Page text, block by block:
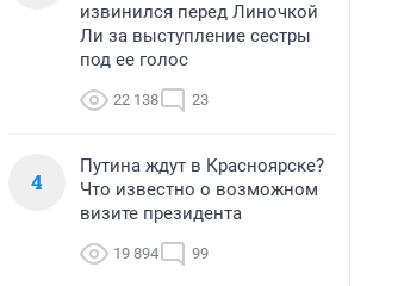
извинился перед Линочкой
Ли за выступление сестры
под ее голос
22 138 23
4
Путина ждут в Красноярске?
Что известно о возможном
визите президента
19 894 99